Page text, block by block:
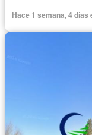
Hace 1 semana, 4 días